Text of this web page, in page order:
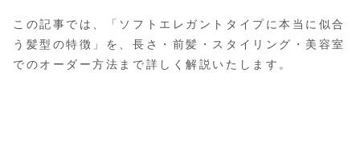
この記事では、「ソフトエレガントタイプに本当に似合
う髪型の特徴」を、長さ・前髪・スタイリング・美容室
でのオーダー方法まで詳しく解説いたします。